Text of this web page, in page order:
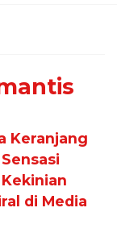
Keranjang
di Media